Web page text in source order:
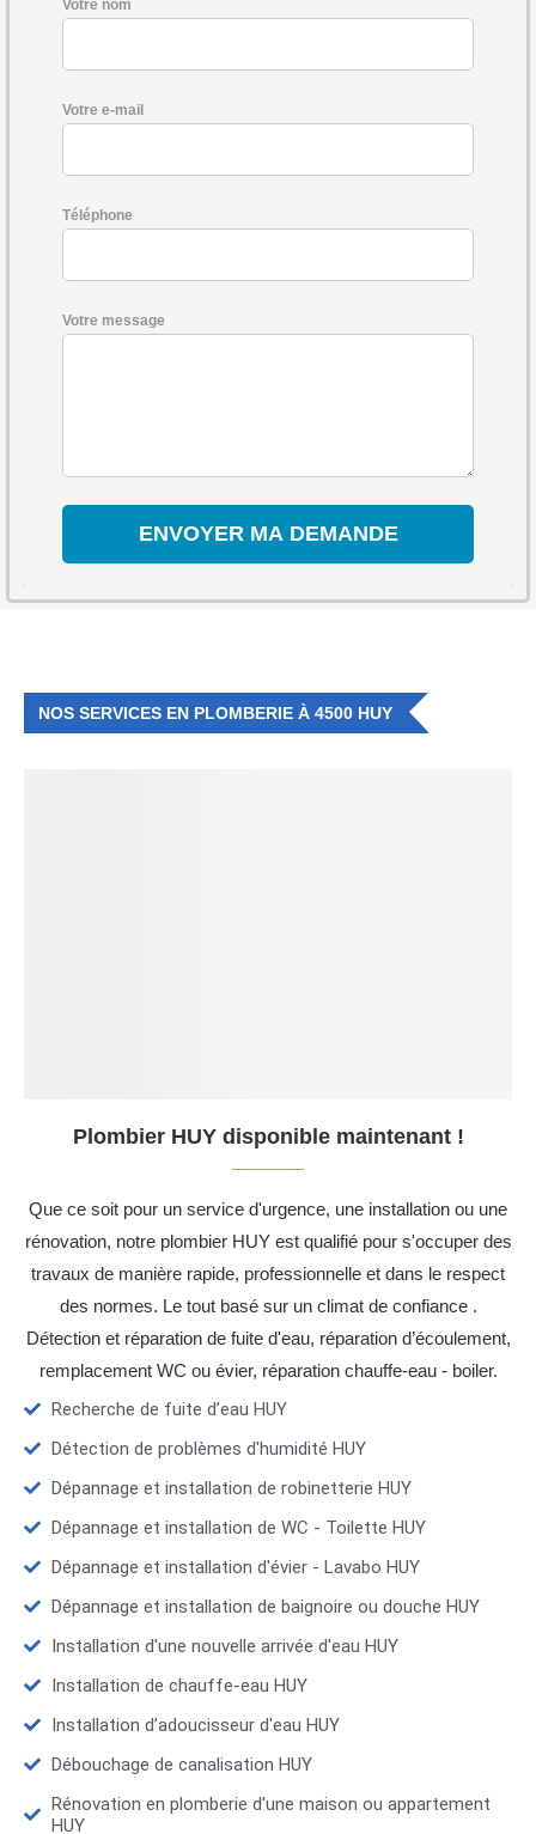
Votre nom
Votre e-mail
Téléphone
Votre message
NOS SERVICES EN PLOMBERIE À 4500 HUY
Plombier HUY disponible maintenant !
Que ce soit pour un service d'urgence, une installation ou une
rénovation, notre plombier HUY est qualifié pour s'occuper des
travaux de manière rapide, professionnelle et dans le respect
des normes. Le tout basé sur un climat de confiance .
Détection et réparation de fuite d'eau, réparation d’écoulement,
remplacement WC ou évier, réparation chauffe-eau - boiler.
Recherche de fuite d’eau HUY
Détection de problèmes d'humidité HUY
Dépannage et installation de robinetterie HUY
Dépannage et installation de WC - Toilette HUY
Dépannage et installation d'évier - Lavabo HUY
Dépannage et installation de baignoire ou douche HUY
Installation d'une nouvelle arrivée d'eau HUY
Installation de chauffe-eau HUY
Installation d’adoucisseur d'eau HUY
Débouchage de canalisation HUY
Rénovation en plomberie d'une maison ou appartement
HUY